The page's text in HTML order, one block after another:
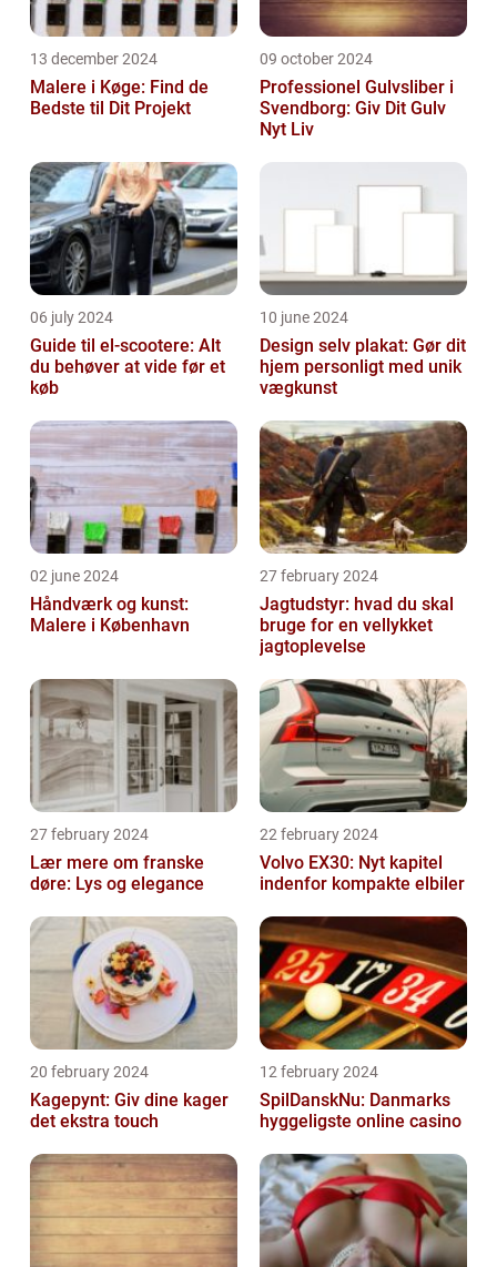
13 december 2024
Malere i Køge: Find de
Bedste til Dit Projekt
09 october 2024
Professionel Gulvsliber i
Svendborg: Giv Dit Gulv
Nyt Liv
06 july 2024
Guide til el-scootere: Alt
du behøver at vide før et
køb
10 june 2024
Design selv plakat: Gør dit
hjem personligt med unik
vægkunst
02 june 2024
Håndværk og kunst:
Malere i København
27 february 2024
Jagtudstyr: hvad du skal
bruge for en vellykket
jagtoplevelse
27 february 2024
Lær mere om franske
døre: Lys og elegance
22 february 2024
Volvo EX30: Nyt kapitel
indenfor kompakte elbiler
20 february 2024
Kagepynt: Giv dine kager
det ekstra touch
12 february 2024
SpilDanskNu: Danmarks
hyggeligste online casino